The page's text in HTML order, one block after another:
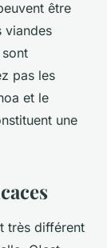
être
viandes
pas les
et le
une
très différent